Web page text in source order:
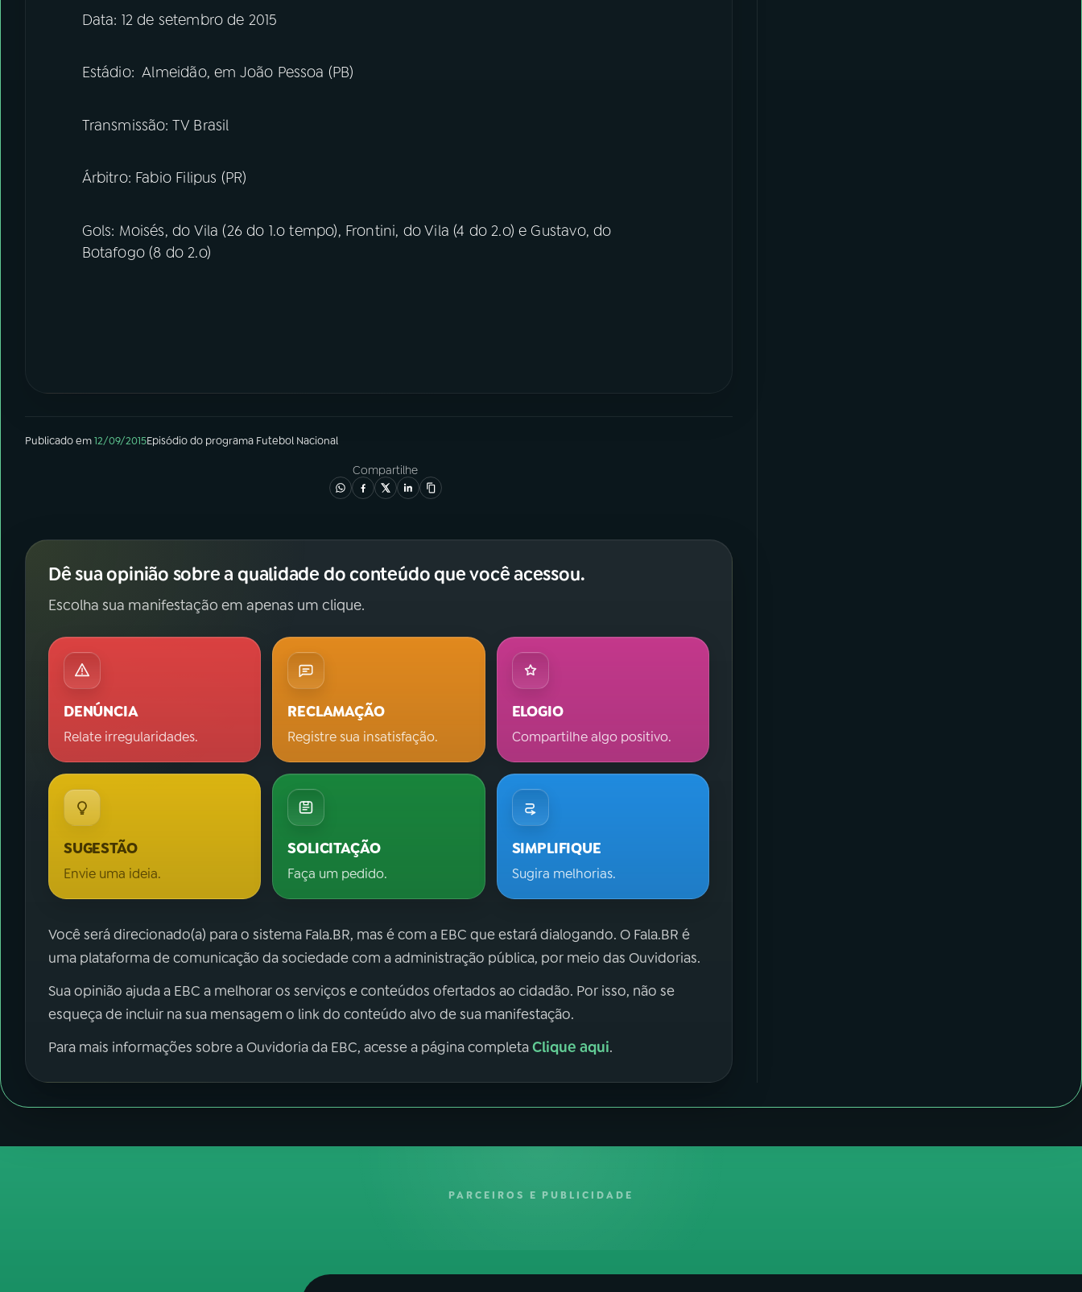
Data: 12 de setembro de 2015
Estádio: Almeidão, em João Pessoa (PB)
Transmissão: TV Brasil
Árbitro: Fabio Filipus (PR)
Gols: Moisés, do Vila (26 do 1.o tempo), Frontini, do Vila (4 do 2.o) e Gustavo, do
Botafogo (8 do 2.o)
Publicado em12/09/2015Episódiodo programa Futebol Nacional
Compartilhe
Dê sua opinião sobre a qualidade do conteúdo que você acessou.
Escolha sua manifestação em apenas um clique.
DENÚNCIA
Relate irregularidades.
RECLAMAÇÃO
Registre sua insatisfação.
ELOGIO
Compartilhe algo positivo.
SUGESTÃO
Envie uma ideia.
SOLICITAÇÃO
Faça um pedido.
SIMPLIFIQUE
Sugira melhorias.
Você será direcionado(a) para o sistema Fala.BR, mas é com a EBC que estará dialogando. O Fala.BR é
uma plataforma de comunicação da sociedade com a administração pública, por meio das Ouvidorias.
Sua opinião ajuda a EBC a melhorar os serviços e conteúdos ofertados ao cidadão. Por isso, não se
esqueça de incluir na sua mensagem o link do conteúdo alvo de sua manifestação.
Para mais informações sobre a Ouvidoria da EBC, acesse a página completaClique aqui.
PARCEIROS E PUBLICIDADE